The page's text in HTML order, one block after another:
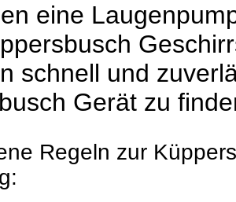
eine
schnell und
Gerät zu
Regeln zur